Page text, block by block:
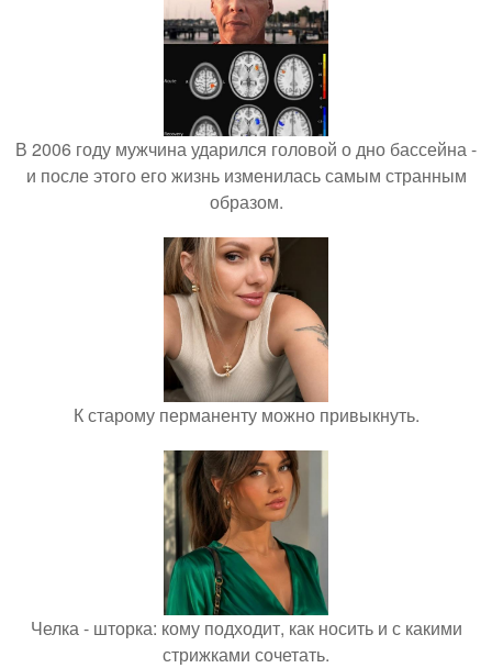
В 2006 году мужчина ударился головой о дно бассейна -
и после этого его жизнь изменилась самым странным
образом.
К старому перманенту можно привыкнуть.
Челка - шторка: кому подходит, как носить и с какими
стрижками сочетать.